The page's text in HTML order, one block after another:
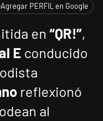
Agregar PERFIL en Google
en “QR!”,
E conducido
reflexionó
al